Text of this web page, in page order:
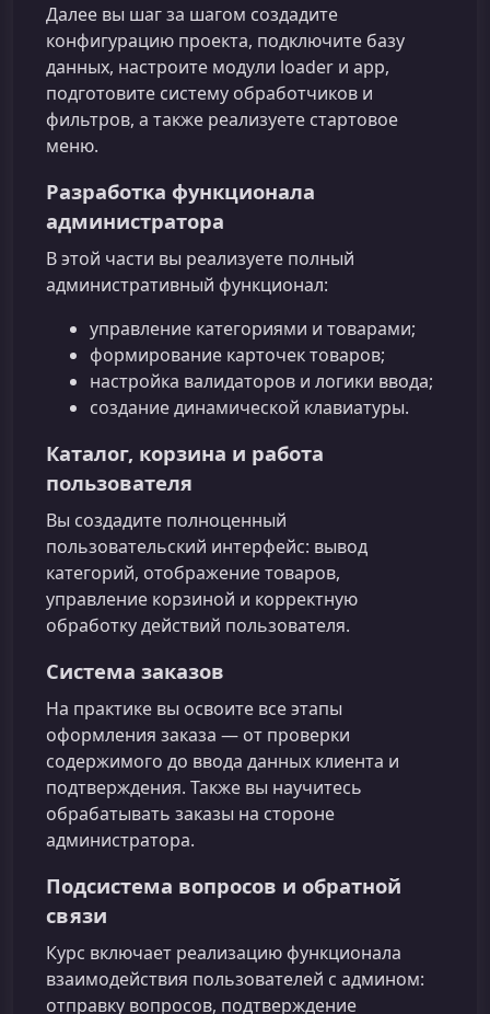
Далее вы шаг за шагом создадите
конфигурацию проекта, подключите базу
данных, настроите модули loader и app,
подготовите систему обработчиков и
фильтров, а также реализуете стартовое
меню.
Разработка функционала
администратора
В этой части вы реализуете полный
административный функционал:
управление категориями и товарами;
формирование карточек товаров;
настройка валидаторов и логики ввода;
создание динамической клавиатуры.
Каталог, корзина и работа
пользователя
Вы создадите полноценный
пользовательский интерфейс: вывод
категорий, отображение товаров,
управление корзиной и корректную
обработку действий пользователя.
Система заказов
На практике вы освоите все этапы
оформления заказа — от проверки
содержимого до ввода данных клиента и
подтверждения. Также вы научитесь
обрабатывать заказы на стороне
администратора.
Подсистема вопросов и обратной
связи
Курс включает реализацию функционала
взаимодействия пользователей с админом:
отправку вопросов, подтверждение